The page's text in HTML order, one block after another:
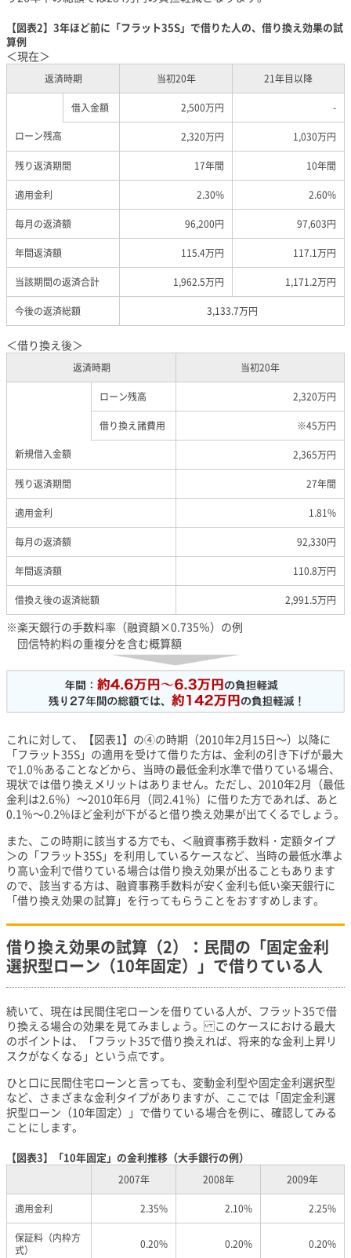
【図表2】3年ほど前に「フラット35S」で借りた人の、借り換え効果の試
算例
＜現在＞
返済時期 当初20年 21年目以降
借入金額 2,500万円
-
ローン残高
2,320万円 1,030万円
残り返済期間 17年間 10年間
適用金利 2.30% 2.60%
毎月の返済額 96,200円 97,603円
年間返済額 115.4万円 117.1万円
当該期間の返済合計 1,962.5万円 1,171.2万円
今後の返済総額 3,133.7万円
＜借り換え後＞
返済時期 当初20年
ローン残高 2,320万円
借り換え諸費用
※45万円
新規借入金額
2,365万円
残り返済期間 27年間
適用金利 1.81%
毎月の返済額 92,330円
年間返済額 110.8万円
借換え後の返済総額 2,991.5万円
楽天銀行の手数料率（融資額×0.735％）の例
団信特約料の重複分を含む概算額
これに対して、【図表1】の④の時期（2010年2月15日～）以降に
「フラット35S」の適用を受けて借りた方は、金利の引き下げが最大
で1.0％あることなどから、当時の最低金利水準で借りている場合、
現状では借り換えメリットはありません。ただし、2010年2月（最低
金利は2.6％）～2010年6月（同2.41％）に借りた方であれば、あと
0.1％～0.2％ほど金利が下がると借り換え効果が出てくるでしょう。
また、この時期に該当する方でも、＜融資事務手数料・定額タイプ
＞の「フラット35S」を利用しているケースなど、当時の最低水準よ
り高い金利で借りている場合は借り換え効果が出ることもあります
ので、該当する方は、融資事務手数料が安く金利も低い楽天銀行に
「借り換え効果の試算」を行ってもらうことをおすすめします。
借り換え効果の試算（2）：民間の「固定金利
選択型ローン（10年固定）」で借りている人
続いて、現在は民間住宅ローンを借りている人が、フラット35で借
り換える場合の効果を見てみましょう。 このケースにおける最大
のポイントは、「フラット35で借り換えれば、将来的な金利上昇リ
スクがなくなる」という点です。
ひと口に民間住宅ローンと言っても、変動金利型や固定金利選択型
など、さまざまな金利タイプがありますが、ここでは「固定金利選
択型ローン（10年固定）」で借りている場合を例に、確認してみる
ことにします。
【図表3】「10年固定」の金利推移（大手銀行の例）
2007年 2008年 2009年
適用金利 2.35% 2.10% 2.25%
保証料（内枠方
式）
0.20% 0.20% 0.20%